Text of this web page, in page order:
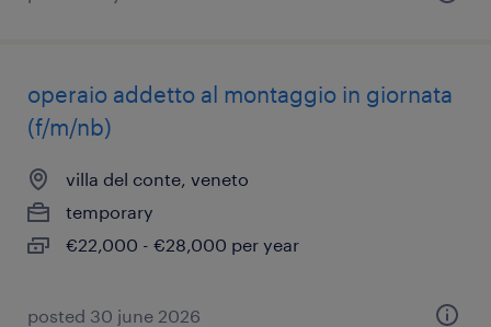
operaio addetto al montaggio in giornata
(f/m/nb)
villa del conte, veneto
temporary
€22,000 - €28,000 per year
posted 30 june 2026